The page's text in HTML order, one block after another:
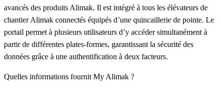
avancés des produits Alimak. Il est intégré à tous les élévateurs de
chantier Alimak connectés équipés d’une quincaillerie de pointe. Le
portail permet à plusieurs utilisateurs d’y accéder simultanément à
partir de différentes plates-formes, garantissant la sécurité des
données grâce à une authentification à deux facteurs.
Quelles informations fournit My Alimak ?